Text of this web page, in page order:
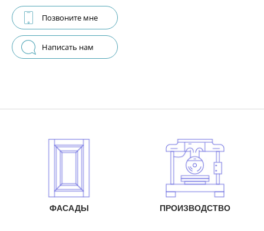
Позвоните мне
Написать нам
ФАСАДЫ ПРОИЗВОДСТВО